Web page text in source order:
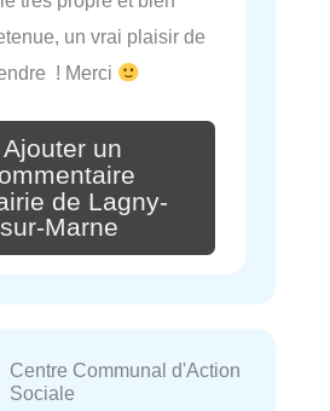
un vrai plaisir de
! Merci
Ajouter un
de Lagny-
sur-Marne
Centre Communal d'Action
Sociale